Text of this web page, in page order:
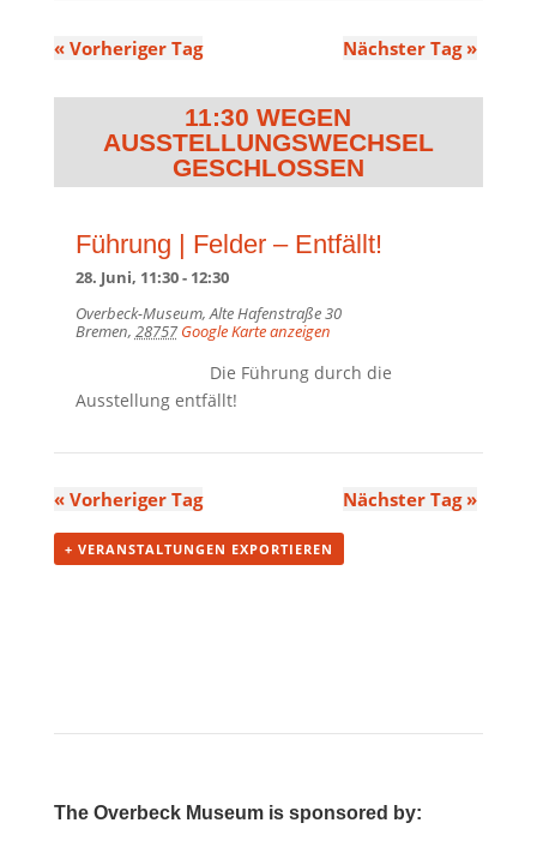
«Vorheriger Tag Nächster Tag »
11:30
Führung | Felder – Entfällt!
28. Juni, 11:30- 12:30
Overbeck-Museum,Alte Hafenstraße 30
Bremen, 28757 Google Karte anzeigen
Die Führung durch die
Ausstellung entfällt!
«Vorheriger Tag Nächster Tag »
+ VERANSTALTUNGEN EXPORTIEREN
The Overbeck Museum is sponsored by: